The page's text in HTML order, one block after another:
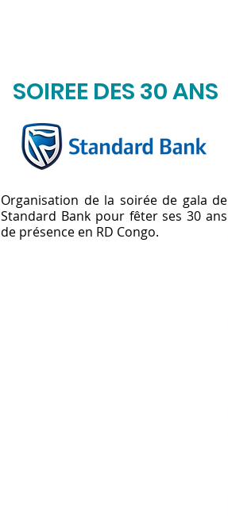
SOIREE DES 30 ANS
Organisation de la soirée de gala de
Standard Bank pour fêter ses 30 ans
de présence en RD Congo.